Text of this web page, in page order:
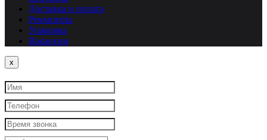
Доставка и оплата
Реквизиты
Упаковка
Вакансии
x